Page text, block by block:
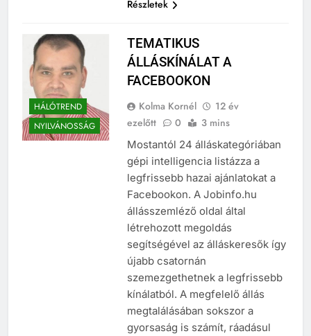
Részletek
HÁLÓTREND
NYILVÁNOSSÁG
TEMATIKUS
ÁLLÁSKÍNÁLAT A
FACEBOOKON
Kolma Kornél
12 év
ezelőtt
0 3 mins
Mostantól 24 álláskategóriában
gépi intelligencia listázza a
legfrissebb hazai ajánlatokat a
Facebookon. A Jobinfo.hu
állásszemléző oldal által
létrehozott megoldás
segítségével az álláskeresők így
újabb csatornán
szemezgethetnek a legfrissebb
kínálatból. A megfelelő állás
megtalálásában sokszor a
gyorsaság is számít, ráadásul